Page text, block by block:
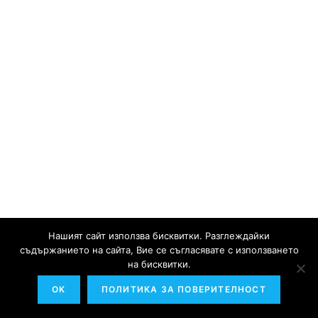
Нашият сайт използва бисквитки. Разглеждайки
съдържанието на сайта, Вие се съгласявате с използването
на бисквитки.
OK ПОЛИТИКА ЗА ПОВЕРИТЕЛНОСТ